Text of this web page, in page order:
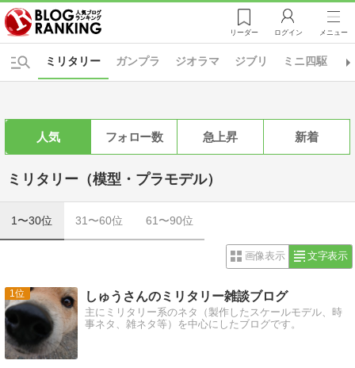
リーダー ログイン メニュー
ガンプラ ジオラマ ジブリ ミニ四駆
ミリタリー
人気 フォロー数 急上昇 新着
ミリタリー（模型・プラモデル）
1〜30位 31〜60位 61〜90位
画像表示 文字表示
1 しゅうさんのミリタリー雑談ブログ
主にミリタリー系のネタ（製作したスケールモデル、時
事ネタ、雑ネタ等）を中心にしたブログです。